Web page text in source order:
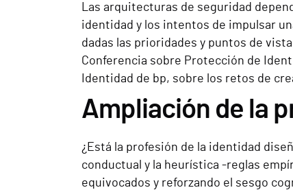
Las arquitecturas de seguridad
identidad y los intentos de impulsar
dadas las prioridades y puntos de
Conferencia sobre Protección de
Identidad de bp, sobre los retos de
Ampliación de la
¿Está la profesión de la identidad
conductual y la heurística -reglas
equivocados y reforzando el sesgo